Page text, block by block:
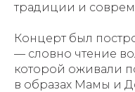
традиции и
Концерт был
— словно чтение
которой оживали
в образах Мамы и